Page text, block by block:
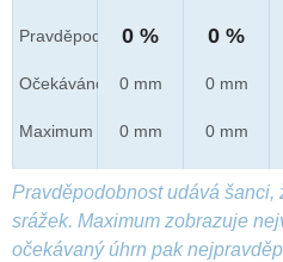
Pravděpod.
Očekáváno
Maximum
0 %
0 mm
0 mm
0 %
0 mm
0 mm
Pravděpodobnost udává šanci,
srážek. Maximum zobrazuje
očekávaný úhrn pak